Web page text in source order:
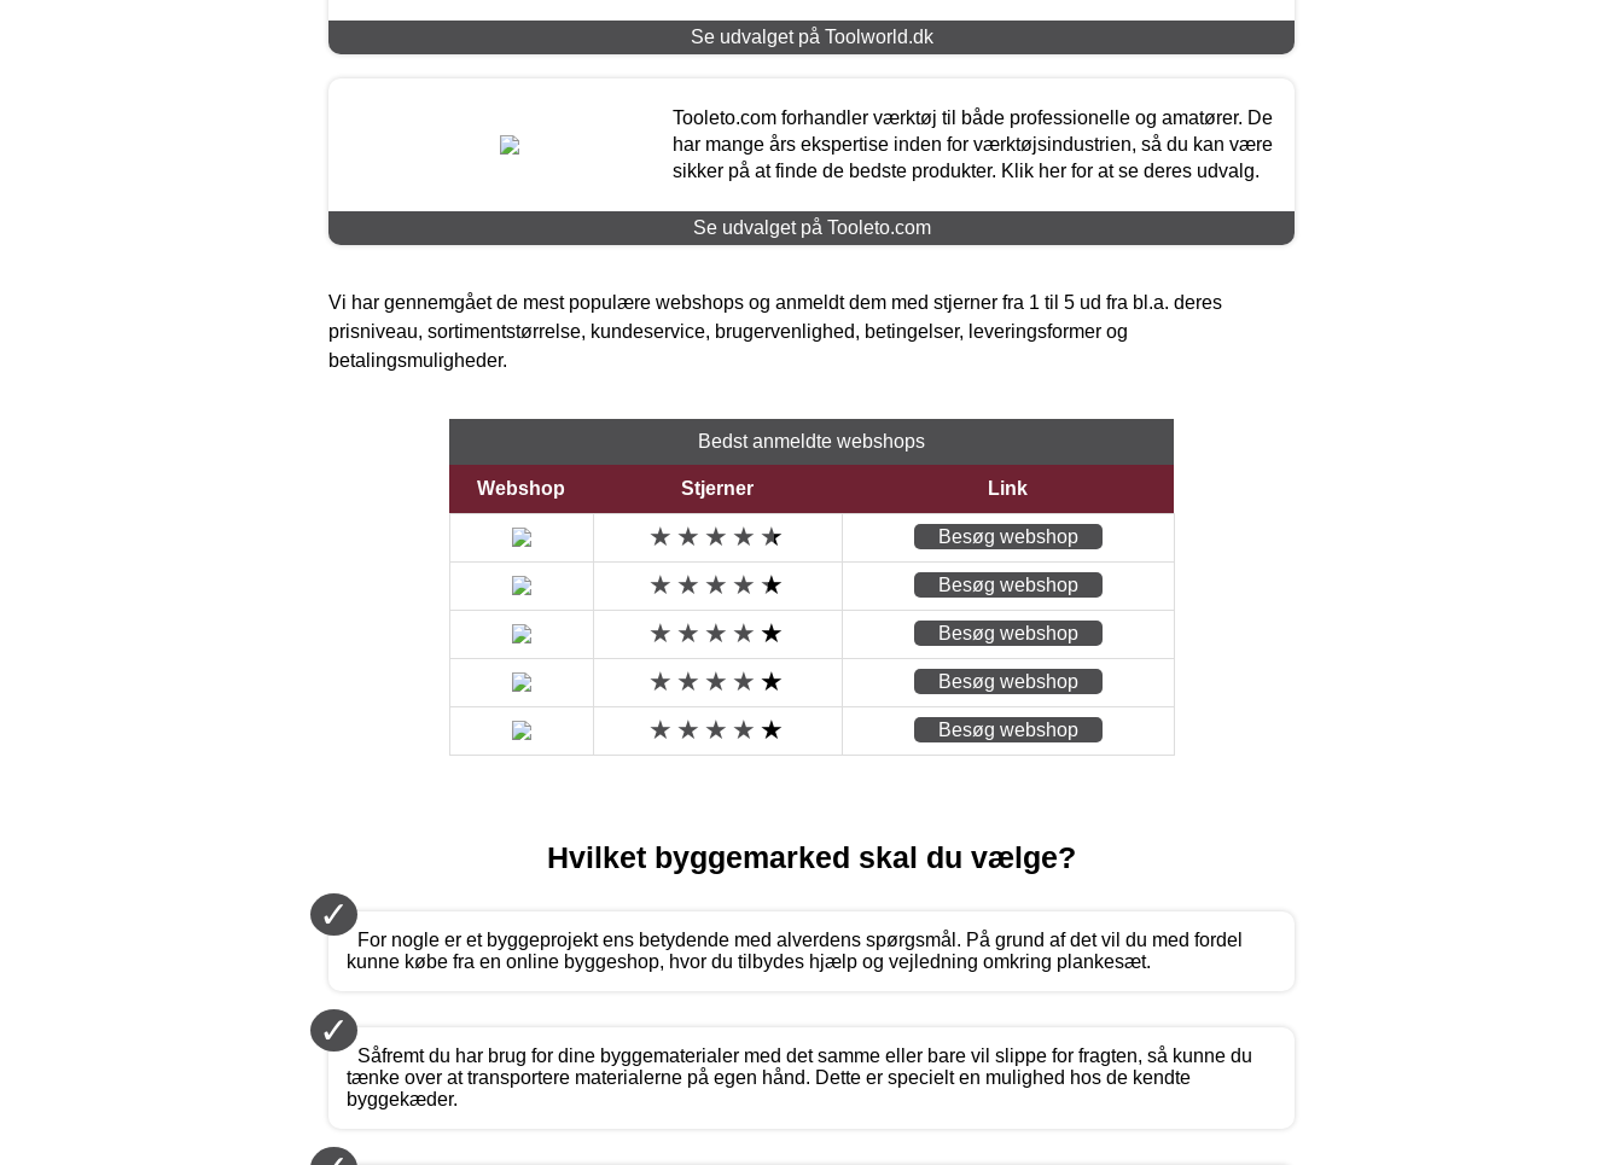
Se udvalget på Toolworld.dk
Tooleto.com forhandler værktøj til både professionelle og amatører. De
har mange års ekspertise inden for værktøjsindustrien, så du kan være
sikker på at finde de bedste produkter. Klik her for at se deres udvalg.
Se udvalget på Tooleto.com
Vi har gennemgået de mest populære webshops og anmeldt dem med stjerner fra 1 til 5 ud fra bl.a. deres
prisniveau, sortimentstørrelse, kundeservice, brugervenlighed, betingelser, leveringsformer og
betalingsmuligheder.
Bedst anmeldte webshops
Webshop Stjerner Link
Besøg webshop
Besøg webshop
Besøg webshop
Besøg webshop
Besøg webshop
Hvilket byggemarked skal du vælge?
✓
For nogle er et byggeprojekt ens betydende med alverdens spørgsmål. På grund af det vil du med fordel
kunne købe fra en online byggeshop, hvor du tilbydes hjælp og vejledning omkring plankesæt.
✓
Såfremt du har brug for dine byggematerialer med det samme eller bare vil slippe for fragten, så kunne du
tænke over at transportere materialerne på egen hånd. Dette er specielt en mulighed hos de kendte
byggekæder.